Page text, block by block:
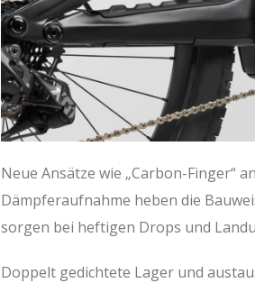
Neue Ansätze wie „Carbon-Finger“
Dämpferaufnahme heben die
sorgen bei heftigen Drops und
Doppelt gedichtete Lager und